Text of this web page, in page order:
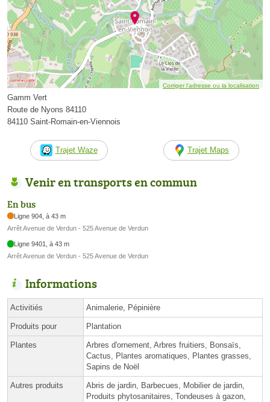
Corriger l’adresse ou la localisation
Gamm Vert
Route de Nyons 84110
84110 Saint-Romain-en-Viennois
Trajet Waze Trajet Maps
Venir en transports en commun
En bus
Ligne 904, à 43 m
Arrêt Avenue de Verdun - 525 Avenue de Verdun
Ligne 9401, à 43 m
Arrêt Avenue de Verdun - 525 Avenue de Verdun
Informations
Activitiés Animalerie, Pépinière
Produits pour Plantation
Plantes
Arbres d'ornement, Arbres fruitiers, Bonsaïs,
Cactus, Plantes aromatiques, Plantes grasses,
Sapins de Noël
Autres produits
Abris de jardin, Barbecues, Mobilier de jardin,
Produits phytosanitaires, Tondeuses à gazon,